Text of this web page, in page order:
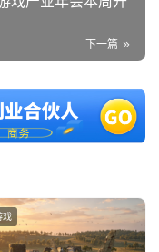
下一篇
戏